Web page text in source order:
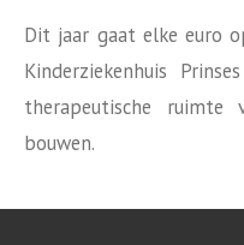
Dit jaar gaat elke euro
Kinderziekenhuis
therapeutische
bouwen.